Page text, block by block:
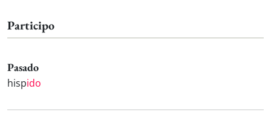
Participo
Pasado
hispido